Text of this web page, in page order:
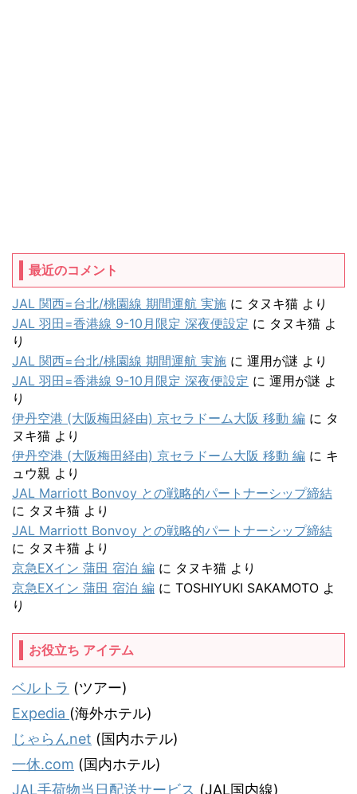
最近のコメント
JAL 関西=台北/桃園線 期間運航 実施 に タヌキ猫 より
JAL 羽田=香港線 9-10月限定 深夜便設定 に タヌキ猫 よ
り
JAL 関西=台北/桃園線 期間運航 実施 に 運用が謎 より
JAL 羽田=香港線 9-10月限定 深夜便設定 に 運用が謎 よ
り
伊丹空港 (大阪梅田経由) 京セラドーム大阪 移動 編 に タ
ヌキ猫 より
伊丹空港 (大阪梅田経由) 京セラドーム大阪 移動 編 に キ
ュウ親 より
JAL Marriott Bonvoy との戦略的パートナーシップ締結
に タヌキ猫 より
JAL Marriott Bonvoy との戦略的パートナーシップ締結
に タヌキ猫 より
京急EXイン 蒲田 宿泊 編 に タヌキ猫 より
京急EXイン 蒲田 宿泊 編 に TOSHIYUKI SAKAMOTO よ
り
お役立ち アイテム
ベルトラ (ツアー)
Expedia (海外ホテル)
じゃらんnet (国内ホテル)
一休.com (国内ホテル)
JAL手荷物当日配送サービス (JAL国内線)